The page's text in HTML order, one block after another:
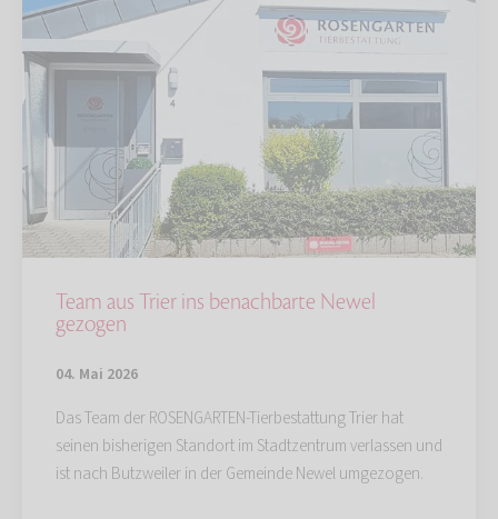
Team aus Trier ins benachbarte Newel
gezogen
04. Mai 2026
Das Team der ROSENGARTEN-Tierbestattung Trier hat
seinen bisherigen Standort im Stadtzentrum verlassen und
ist nach Butzweiler in der Gemeinde Newel umgezogen.